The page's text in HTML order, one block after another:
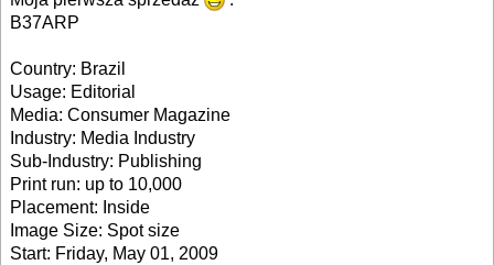
B37ARP
Country: Brazil
Usage: Editorial
Media: Consumer Magazine
Industry: Media Industry
Sub-Industry: Publishing
Print run: up to 10,000
Placement: Inside
Image Size: Spot size
Start: Friday, May 01, 2009